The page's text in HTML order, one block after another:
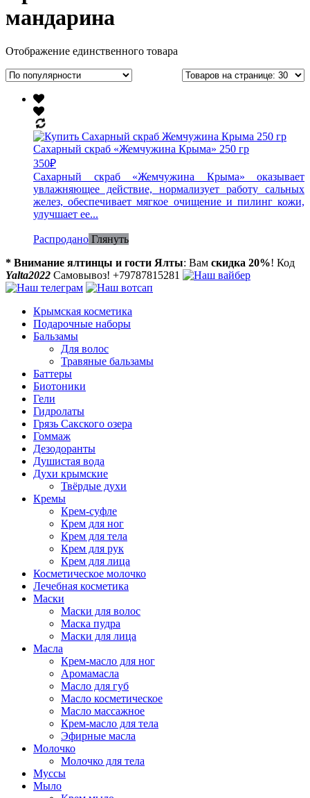
мандарина
Отображение единственного товара
Сахарный скраб «Жемчужина Крыма» 250 гр
350₽
Сахарный скраб «Жемчужина Крыма» оказывает
увлажняющее действие, нормализует работу сальных
желез, обеспечивает мягкое очищение и пилинг кожи,
улучшает ее...
Распродано Глянуть
* Внимание ялтинцы и гости Ялты: Вам скидка 20%! Код
Yalta2022 Самовывоз! +79787815281
Крымская косметика
Подарочные наборы
Бальзамы
Для волос
Травяные бальзамы
Баттеры
Биотоники
Гели
Гидролаты
Грязь Сакского озера
Гоммаж
Дезодоранты
Душистая вода
Духи крымские
Твёрдые духи
Кремы
Крем-суфле
Крем для ног
Крем для тела
Крем для рук
Крем для лица
Косметическое молочко
Лечебная косметика
Маски
Маски для волос
Маска пудра
Маски для лица
Масла
Крем-масло для ног
Аромамасла
Масло для губ
Масло косметическое
Масло массажное
Крем-масло для тела
Эфирные масла
Молочко
Молочко для тела
Муссы
Мыло